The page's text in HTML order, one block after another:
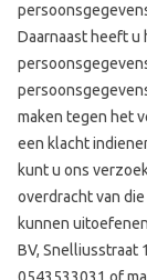
Daarnaast heeft u
maken tegen het
een klacht
kunt u ons
overdracht van
kunnen
BV, Snelliusstraat